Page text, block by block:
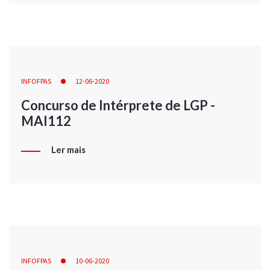
INFOFPAS 12-06-2020
Concurso de Intérprete de LGP -
MAI112
Ler mais
INFOFPAS 10-06-2020